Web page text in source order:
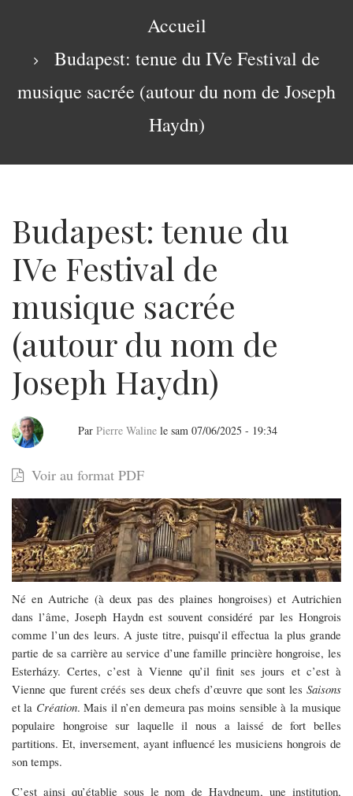
Accueil
Budapest: tenue du IVe Festival de
musique sacrée (autour du nom de Joseph
Haydn)
Budapest: tenue du
IVe Festival de
musique sacrée
(autour du nom de
Joseph Haydn)
Budapest:
tenue
du
IVe
Festival
de
musique
sacrée
(autour
du
nom
de
Par Pierre Waline le sam 07/06/2025 - 19:34
Voir au format PDF
Né en Autriche (à deux pas des plaines hongroises) et Autrichien
dans l’âme, Joseph Haydn est souvent considéré par les Hongrois
comme l’un des leurs. A juste titre, puisqu’il effectua la plus grande
partie de sa carrière au service d’une famille princière hongroise, les
Esterházy. Certes, c’est à Vienne qu’il finit ses jours et c’est à
Vienne que furent créés ses deux chefs d’œuvre que sont les Saisons
et la Création. Mais il n’en demeura pas moins sensible à la musique
populaire hongroise sur laquelle il nous a laissé de fort belles
partitions. Et, inversement, ayant influencé les musiciens hongrois de
son temps.
C’est ainsi qu’établie sous le nom de Haydneum, une institution,